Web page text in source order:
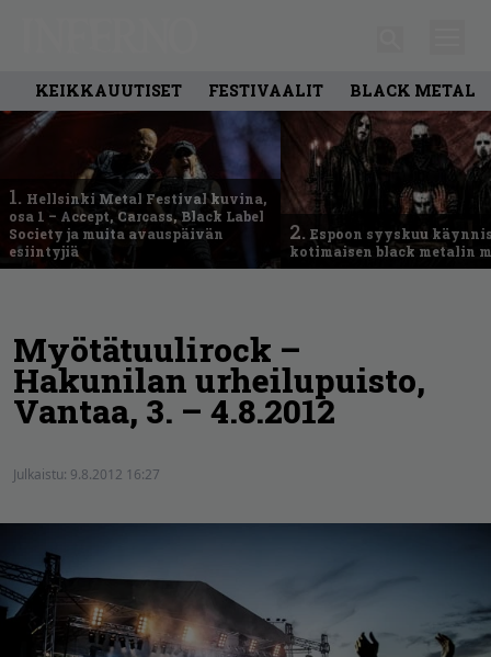
KEIKKAUUTISET FESTIVAALIT BLACK METAL
1. Hellsinki Metal Festival kuvina,
osa 1 – Accept, Carcass, Black Label
Society ja muita avauspäivän
esiintyjiä
2. Espoon syyskuu
kotimaisen black metalin
Myötätuulirock –
Hakunilan urheilupuisto,
Vantaa, 3. – 4.8.2012
Julkaistu: 9.8.2012 16:27